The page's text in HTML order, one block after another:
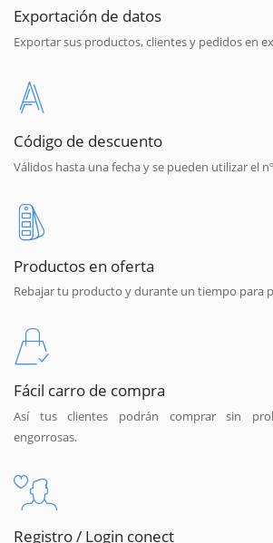
Exportación de datos
Exportar sus productos, clientes y pedidos en
Código de descuento
Válidos hasta una fecha y se pueden utilizar el
Productos en oferta
Rebajar tu producto y durante un tiempo para
Fácil carro de compra
Así tus clientes podrán comprar sin
engorrosas.
Registro / Login conect